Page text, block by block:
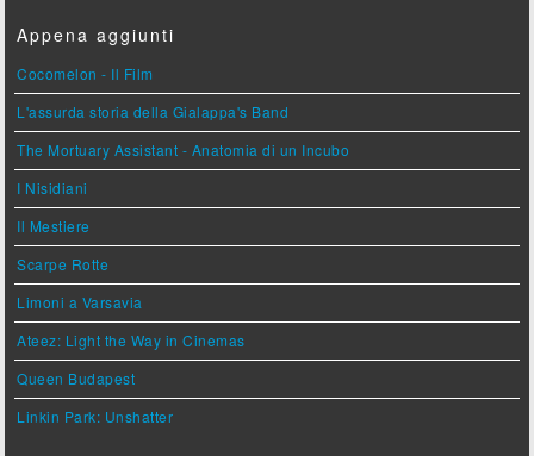
Appena aggiunti
Cocomelon - Il Film
L'assurda storia della Gialappa's Band
The Mortuary Assistant - Anatomia di un Incubo
I Nisidiani
Il Mestiere
Scarpe Rotte
Limoni a Varsavia
Ateez: Light the Way in Cinemas
Queen Budapest
Linkin Park: Unshatter